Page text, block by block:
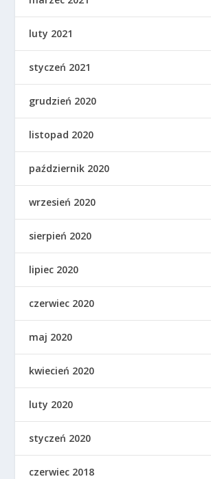
luty 2021
styczeń 2021
grudzień 2020
listopad 2020
październik 2020
wrzesień 2020
sierpień 2020
lipiec 2020
czerwiec 2020
maj 2020
kwiecień 2020
luty 2020
styczeń 2020
czerwiec 2018